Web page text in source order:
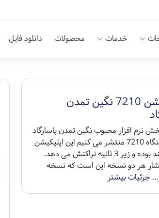
خدمات محصولات دانلود فایل
اپلیکیشن 7210 نگین تمدن
نرم افزار محبوب نگین تمدن پاسارگاد
برای دستگاه 7210 منتشر می کنیم این اپلیکیشن
کاربرپسند بوده و زیر 3 ثانیه تراکنش می دهد.
هر دو نسخه این است که نسخه
جزئیات بیشتر